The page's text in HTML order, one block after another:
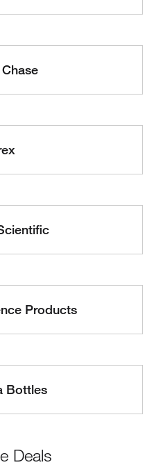
Products
Bottles
Deals